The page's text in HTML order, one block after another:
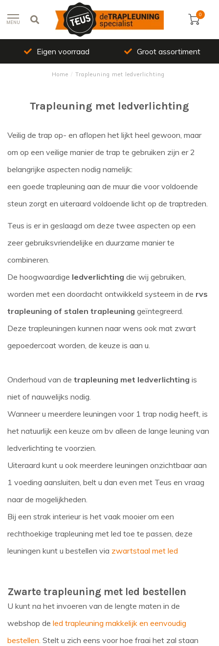
MENU
0
Groot assortiment Top kwaliteit
Home / Trapleuning met ledverlichting
Trapleuning met ledverlichting
Veilig de trap op- en aflopen het lijkt heel gewoon, maar
om op een veilige manier de trap te gebruiken zijn er 2
belangrijke aspecten nodig namelijk:
een goede trapleuning aan de muur die voor voldoende
steun zorgt en uiteraard voldoende licht op de traptreden.
Teus is er in geslaagd om deze twee aspecten op een
zeer gebruiksvriendelijke en duurzame manier te
combineren.
De hoogwaardige ledverlichting die wij gebruiken,
worden met een doordacht ontwikkeld systeem in de rvs
trapleuning of stalen trapleuning geïntegreerd.
Deze trapleuningen kunnen naar wens ook mat zwart
gepoedercoat worden, de keuze is aan u.
Onderhoud van de trapleuning met ledverlichting is
niet of nauwelijks nodig.
Wanneer u meerdere leuningen voor 1 trap nodig heeft, is
het natuurlijk een keuze om bv alleen de lange leuning van
ledverlichting te voorzien.
Uiteraard kunt u ook meerdere leuningen onzichtbaar aan
1 voeding aansluiten, belt u dan even met Teus en vraag
naar de mogelijkheden.
Bij een strak interieur is het vaak mooier om een
rechthoekige trapleuning met led toe te passen, deze
leuningen kunt u bestellen via zwartstaal met led
Zwarte trapleuning met led bestellen
U kunt na het invoeren van de lengte maten in de
webshop de led trapleuning makkelijk en eenvoudig
bestellen. Stelt u zich eens voor hoe fraai het zal staan